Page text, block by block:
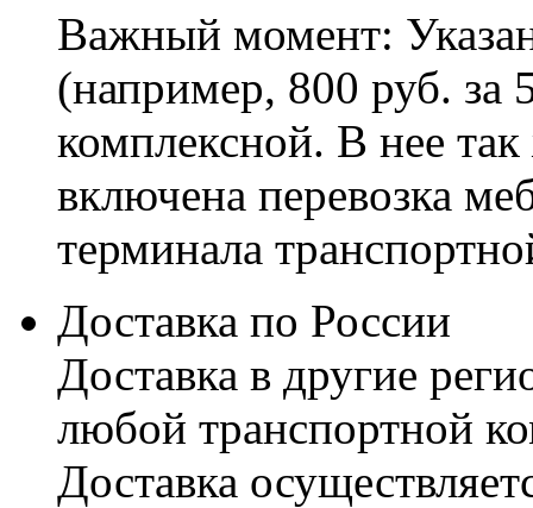
Важный момент:
(например, 800 руб. за
комплексной. В нее
включена перевозка
терминала
Доставка по России
Доставка в другие
любой транспортной
Доставка